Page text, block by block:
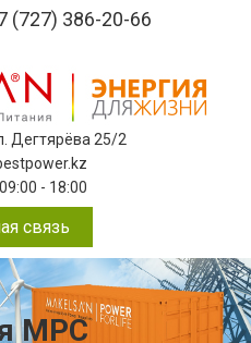
(727) 386-20-66
Дегтярёва 25/2
- 18:00
связь
MPC